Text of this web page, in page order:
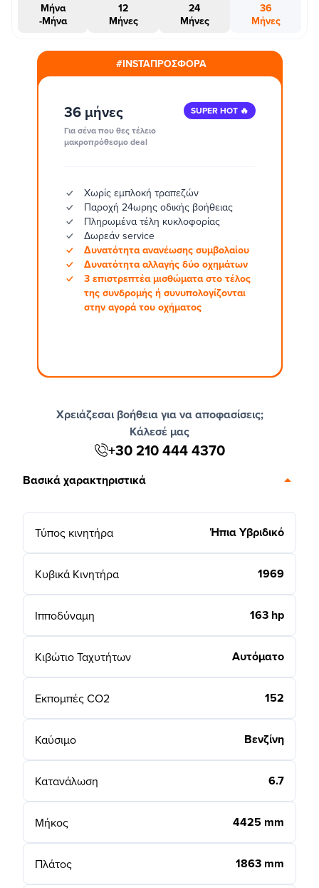
Μήνα
-Μήνα
12
Μήνες
24
Μήνες
36
Μήνες
#INSTAΠΡΟΣΦΟΡΑ
36 μήνες
Για σένα που θες τέλειο
μακροπρόθεσμο deal
SUPER HOT 🔥
Χωρίς εμπλοκή τραπεζών
Παροχή 24ωρης οδικής βοήθειας
Πληρωμένα τέλη κυκλοφορίας
Δωρεάν service
Δυνατότητα ανανέωσης συμβολαίου
Δυνατότητα αλλαγής δύο οχημάτων
3 επιστρεπτέα μισθώματα στο τέλος
της συνδρομής ή συνυπολογίζονται
στην αγορά του οχήματος
Χρειάζεσαι βοήθεια για να αποφασίσεις;
Κάλεσέ μας
+30 210 444 4370
Βασικά χαρακτηριστικά
Τύπος κινητήρα Ήπια Υβριδικό
Κυβικά Κινητήρα 1969
Ιπποδύναμη 163 hp
Κιβώτιο Ταχυτήτων Αυτόματο
Εκπομπές CO2 152
Καύσιμο Βενζίνη
Κατανάλωση 6.7
Μήκος 4425 mm
Πλάτος 1863 mm